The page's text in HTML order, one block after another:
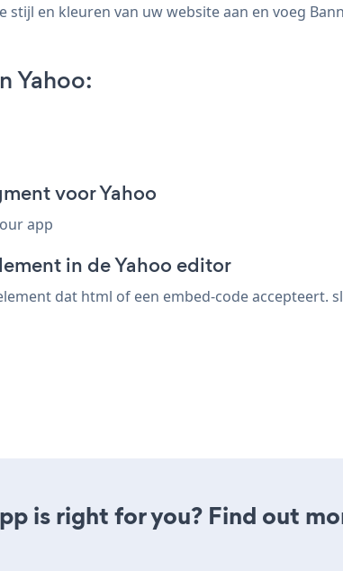
stijl en kleuren van uw website aan en voeg
Yahoo:
voor Yahoo
app
in de Yahoo editor
dat html of een embed-code accepteert.
is right for you? Find out